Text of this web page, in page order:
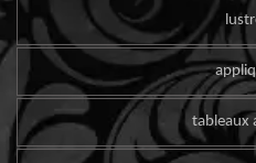
tableaux